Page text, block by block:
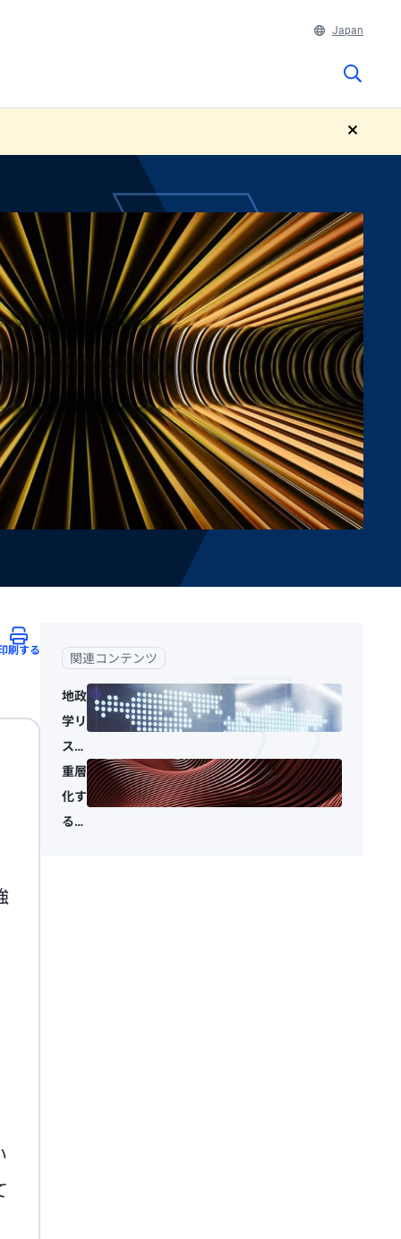
Japan
刷する
関連コンテンツ
地政
学リ
スク
はも
はや
外生
重層
化す
る不